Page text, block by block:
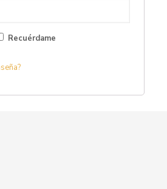
Recuérdame